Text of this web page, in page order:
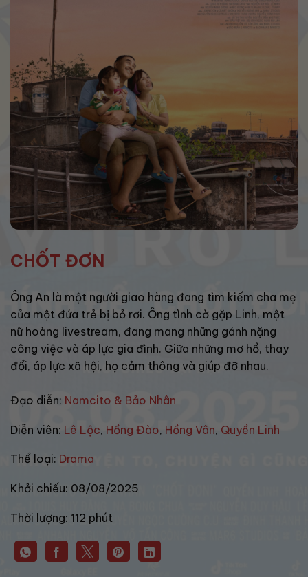
CHỐT ĐƠN
Ông An là một người giao hàng đang tìm kiếm cha mẹ
của một đứa trẻ bị bỏ rơi. Ông tình cờ gặp Linh, một
nữ hoàng livestream, đang mang những gánh nặng
công việc và áp lực gia đình. Giữa những mơ hồ, thay
đổi, áp lực xã hội, họ cảm thông và giúp đỡ nhau.
Đạo diễn: Namcito & Bảo Nhân
Diễn viên: Lê Lộc, Hồng Đào, Hồng Vân, Quyền Linh
Thể loại: Drama
Khởi chiếu: 08/08/2025
Thời lượng: 112 phút